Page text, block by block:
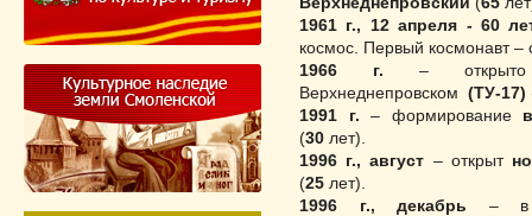
1961 г., 12 апреля - 60
космос. Первый космонавт
1966 г. – открыто
Верхнеднепровском (ТУ-17)
1991 г. – формирование
(30 лет).
1996 г., август – открыт
(25 лет).
1996 г., декабрь – в